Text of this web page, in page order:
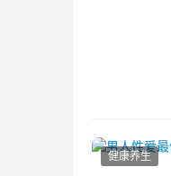
健康养生